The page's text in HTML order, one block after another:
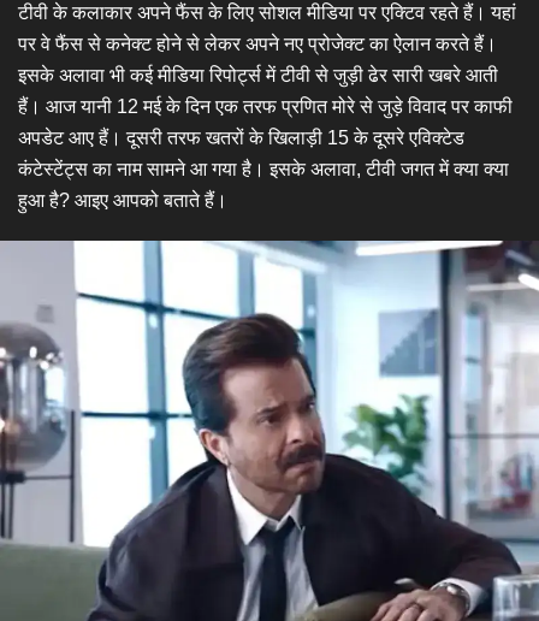
टीवी के कलाकार अपने फैंस के लिए सोशल मीडिया पर एक्टिव रहते हैं। यहां
पर वे फैंस से कनेक्ट होने से लेकर अपने नए प्रोजेक्ट का ऐलान करते हैं।
इसके अलावा भी कई मीडिया रिपोर्ट्स में टीवी से जुड़ी ढेर सारी खबरे आती
हैं। आज यानी 12 मई के दिन एक तरफ प्रणित मोरे से जुड़े विवाद पर काफी
अपडेट आए हैं। दूसरी तरफ खतरों के खिलाड़ी 15 के दूसरे एविक्टेड
कंटेस्टेंट्स का नाम सामने आ गया है। इसके अलावा, टीवी जगत में क्या क्या
हुआ है? आइए आपको बताते हैं।